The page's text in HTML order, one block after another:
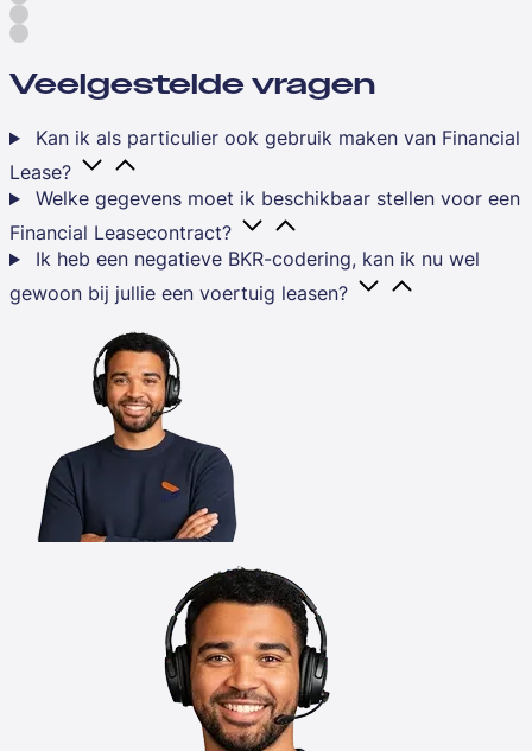
Veelgestelde vragen
Kan ik als particulier ook gebruik maken van Financial
Lease?
Welke gegevens moet ik beschikbaar stellen voor een
Financial Leasecontract?
Ik heb een negatieve BKR-codering, kan ik nu wel
gewoon bij jullie een voertuig leasen?